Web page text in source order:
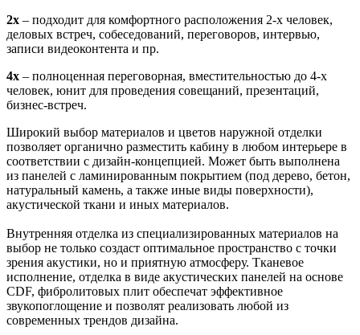
2x – подходит для комфортного расположения 2-х человек,
деловых встреч, собеседований, переговоров, интервью,
записи видеоконтента и пр.
4x – полноценная переговорная, вместительностью до 4-х
человек, юнит для проведения совещаний, презентаций,
бизнес-встреч.
Широкий выбор материалов и цветов наружной отделки
позволяет органично разместить кабину в любом интерьере в
соответствии с дизайн-концепцией. Может быть выполнена
из панелей с ламинированным покрытием (под дерево, бетон,
натуральный камень, а также иные виды поверхности),
акустической ткани и иных материалов.
Внутренняя отделка из специализированных материалов на
выбор не только создаст оптимальное пространство с точки
зрения акустики, но и приятную атмосферу. Тканевое
исполнение, отделка в виде акустических панелей на основе
CDF, фибролитовых плит обеспечат эффективное
звукопоглощение и позволят реализовать любой из
современных трендов дизайна.